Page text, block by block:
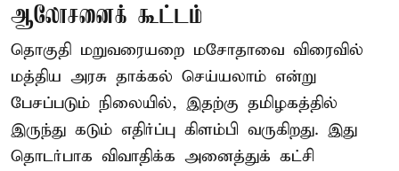
ஆலோசனைக் கூட்டம்
தொகுதி மறுவரையறை மசோதாவை விரைவில்
மத்திய அரசு தாக்கல் செய்யலாம் என்று
பேசப்படும் நிலையில், இதற்கு தமிழகத்தில்
இருந்து கடும் எதிர்ப்பு கிளம்பி வருகிறது. இது
தொடர்பாக விவாதிக்க அனைத்துக் கட்சி